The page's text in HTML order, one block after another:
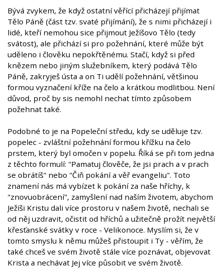
Bývá zvykem, že když ostatní věřící přicházejí přijímat
Tělo Páně (část tzv. svaté přijímání), že s nimi přicházejí i
lidé, kteří nemohou sice přijmout Ježíšovo Tělo (tedy
svátost), ale přichází si pro požehnání, které může být
uděleno i člověku nepokřtěnému. Stačí, když si před
knězem nebo jiným služebníkem, který podává Tělo
Páně, zakryješ ústa a on Ti udělí požehnání, většinou
formou vyznačení kříže na čelo a krátkou modlitbou. Není
důvod, proč by sis nemohl nechat tímto způsobem
požehnat také.
Podobné to je na Popeleční středu, kdy se uděluje tzv.
popelec - zvláštní požehnání formou křížku na čelo
prstem, který byl omočen v popelu. Říká se při tom jedna
z těchto formulí: "Pamatuj člověče, že jsi prach a v prach
se obrátíš" nebo "Čiň pokání a věř evangeliu". Toto
znamení nás má vybízet k pokání za naše hříchy, k
"znovuobrácení", zamyšlení nad naším životem, abychom
Ježíši Kristu dali více prostoru v našem životě, nechali se
od něj uzdravit, očistit od hříchů a užitečně prožít největší
křesťanské svátky v roce - Velikonoce. Myslím si, že v
tomto smyslu k němu můžeš přistoupit i Ty - věřím, že
také chceš ve svém životě stále více poznávat, objevovat
Krista a nechávat Jej více působit ve svém životě.